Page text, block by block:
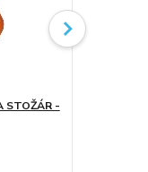
STOŽÁR -